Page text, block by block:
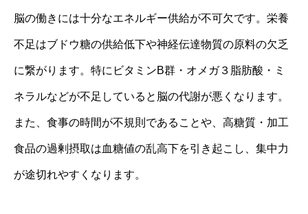
脳の働きには十分なエネルギー供給が不可欠です。栄養
不足はブドウ糖の供給低下や神経伝達物質の原料の欠乏
に繋がります。特にビタミンB群・オメガ３脂肪酸・ミ
ネラルなどが不足していると脳の代謝が悪くなります。
また、食事の時間が不規則であることや、高糖質・加工
食品の過剰摂取は血糖値の乱高下を引き起こし、集中力
が途切れやすくなります。